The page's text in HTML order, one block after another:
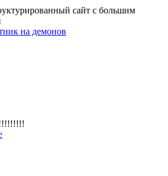
сайт с большим
на демонов